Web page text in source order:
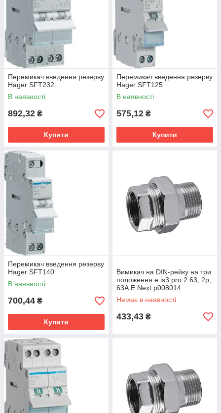
Перемикач введення резерву
Hager SFT232
В наявності
892,32 ₴
Купити
Перемикач введення резерву
Hager SFT125
В наявності
575,12 ₴
Купити
Перемикач введення резерву
Hager SFT140
В наявності
700,44 ₴
Купити
Вимикач на DIN-рейку на три
положення e.is3.pro.2.63, 2р,
63А E.Next p008014
Немає в наявності
433,43 ₴